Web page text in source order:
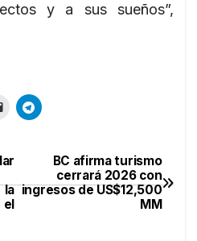
y a sus sueños”,
BC afirma turismo
cerrará 2026 con
ingresos de US$12,500
MM